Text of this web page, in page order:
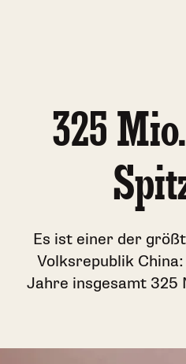
325
Es ist einer der
Volksrepublik
Jahre insgesamt 325